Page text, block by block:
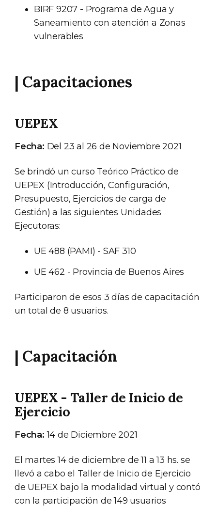
BIRF 9207 - Programa de Agua y
Saneamiento con atención a Zonas
vulnerables
| Capacitaciones
UEPEX
Fecha: Del 23 al 26 de Noviembre 2021
Se brindó un curso Teórico Práctico de
UEPEX (Introducción, Configuración,
Presupuesto, Ejercicios de carga de
Gestión) a las siguientes Unidades
Ejecutoras:
UE 488 (PAMI) - SAF 310
UE 462 - Provincia de Buenos Aires
Participaron de esos 3 días de capacitación
un total de 8 usuarios.
| Capacitación
UEPEX - Taller de Inicio de
Ejercicio
Fecha: 14 de Diciembre 2021
El martes 14 de diciembre de 11 a 13 hs. se
llevó a cabo el Taller de Inicio de Ejercicio
de UEPEX bajo la modalidad virtual y contó
con la participación de 149 usuarios